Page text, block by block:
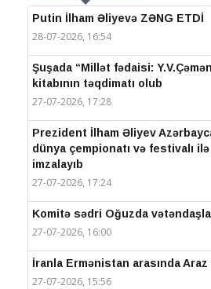
Putin İlham Əliyevə ZƏNG ETDİ
28-07-2026, 16:54
Şuşada “Millət fədaisi:
kitabının təqdimatı olub
27-07-2026, 17:28
Prezident İlham Əliyev
dünya çempionatı və festivalı ilə
imzalayıb
27-07-2026, 17:24
Komitə sədri Oğuzda
27-07-2026, 16:00
İranla Ermənistan arasında
27-07-2026, 15:56